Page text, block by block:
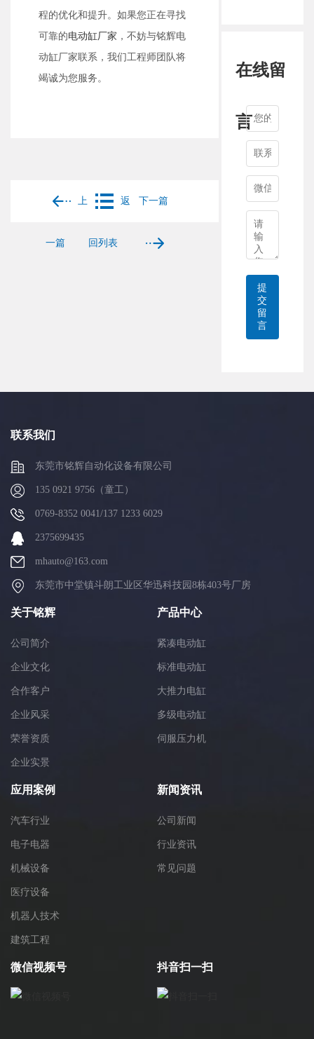
程的优化和提升。如果您正在寻找
可靠的电动缸厂家 ，不妨与铭辉电
动缸厂家联系，我们工程师团队将
竭诚为您服务。
上
一篇
返
回列表
下一篇
在线留
言
提
交
留
言
联系我们
东莞市铭辉自动化设备有限公司
135 0921 9756（童工）
0769-8352 0041/137 1233 6029
2375699435
mhauto@163.com
东莞市中堂镇斗朗工业区华迅科技园8栋403号厂房
关于铭辉
公司简介
企业文化
合作客户
企业风采
荣誉资质
企业实景
产品中心
紧凑电动缸
标准电动缸
大推力电缸
多级电动缸
伺服压力机
应用案例
汽车行业
电子电器
机械设备
医疗设备
机器人技术
建筑工程
新闻资讯
公司新闻
行业资讯
常见问题
微信视频号 抖音扫一扫